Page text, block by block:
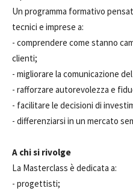
Un programma formativo
tecnici e imprese a:
- comprendere come stanno
clienti;
- migliorare la comunicazione
- rafforzare autorevolezza e
- facilitare le decisioni di
- differenziarsi in un mercato
A chi si rivolge
La Masterclass è dedicata a:
- progettisti;